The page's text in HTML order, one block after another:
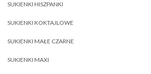
SUKIENKI HISZPANKI
SUKIENKI KOKTAJLOWE
SUKIENKI MAŁE CZARNE
SUKIENKI MAXI